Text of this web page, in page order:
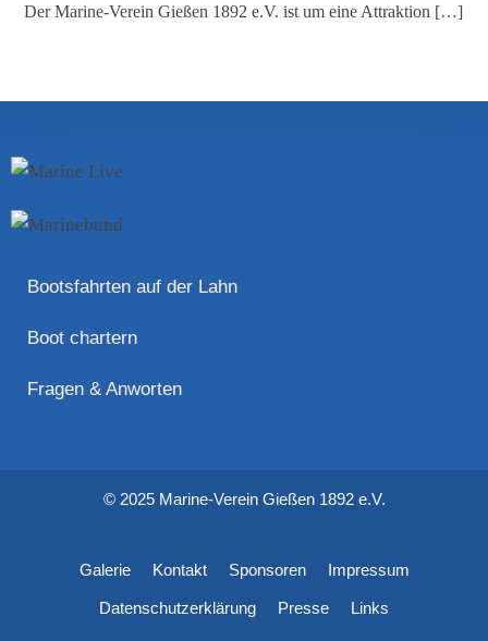
Der Marine-Verein Gießen 1892 e.V. ist um eine Attraktion […]
Bootsfahrten auf der Lahn
Boot chartern
Fragen & Anworten
© 2025 Marine-Verein Gießen 1892 e.V.
Galerie Kontakt Sponsoren Impressum
Datenschutzerklärung Presse Links